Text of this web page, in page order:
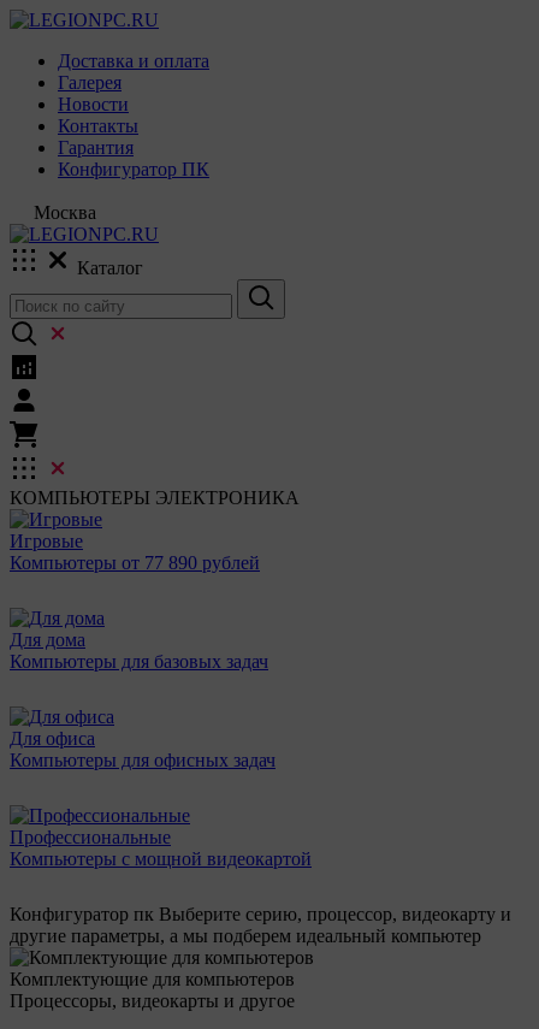
Доставка и оплата
Галерея
Новости
Контакты
Гарантия
Конфигуратор ПК
Москва
Каталог
КОМПЬЮТЕРЫ ЭЛЕКТРОНИКА
Игровые
Компьютеры от 77 890 рублей
Для дома
Компьютеры для базовых задач
Для офиса
Компьютеры для офисных задач
Профессиональные
Компьютеры с мощной видеокартой
Конфигуратор пк Выберите серию, процессор, видеокарту и
другие параметры, а мы подберем идеальный компьютер
Комплектующие для компьютеров
Процессоры, видеокарты и другое